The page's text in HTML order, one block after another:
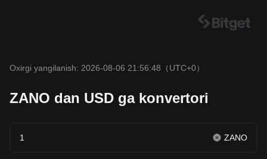
Oxirgi yangilanish: 2026-08-06 21:56:48 （UTC+0）
ZANO dan USD ga konvertori
ZANO